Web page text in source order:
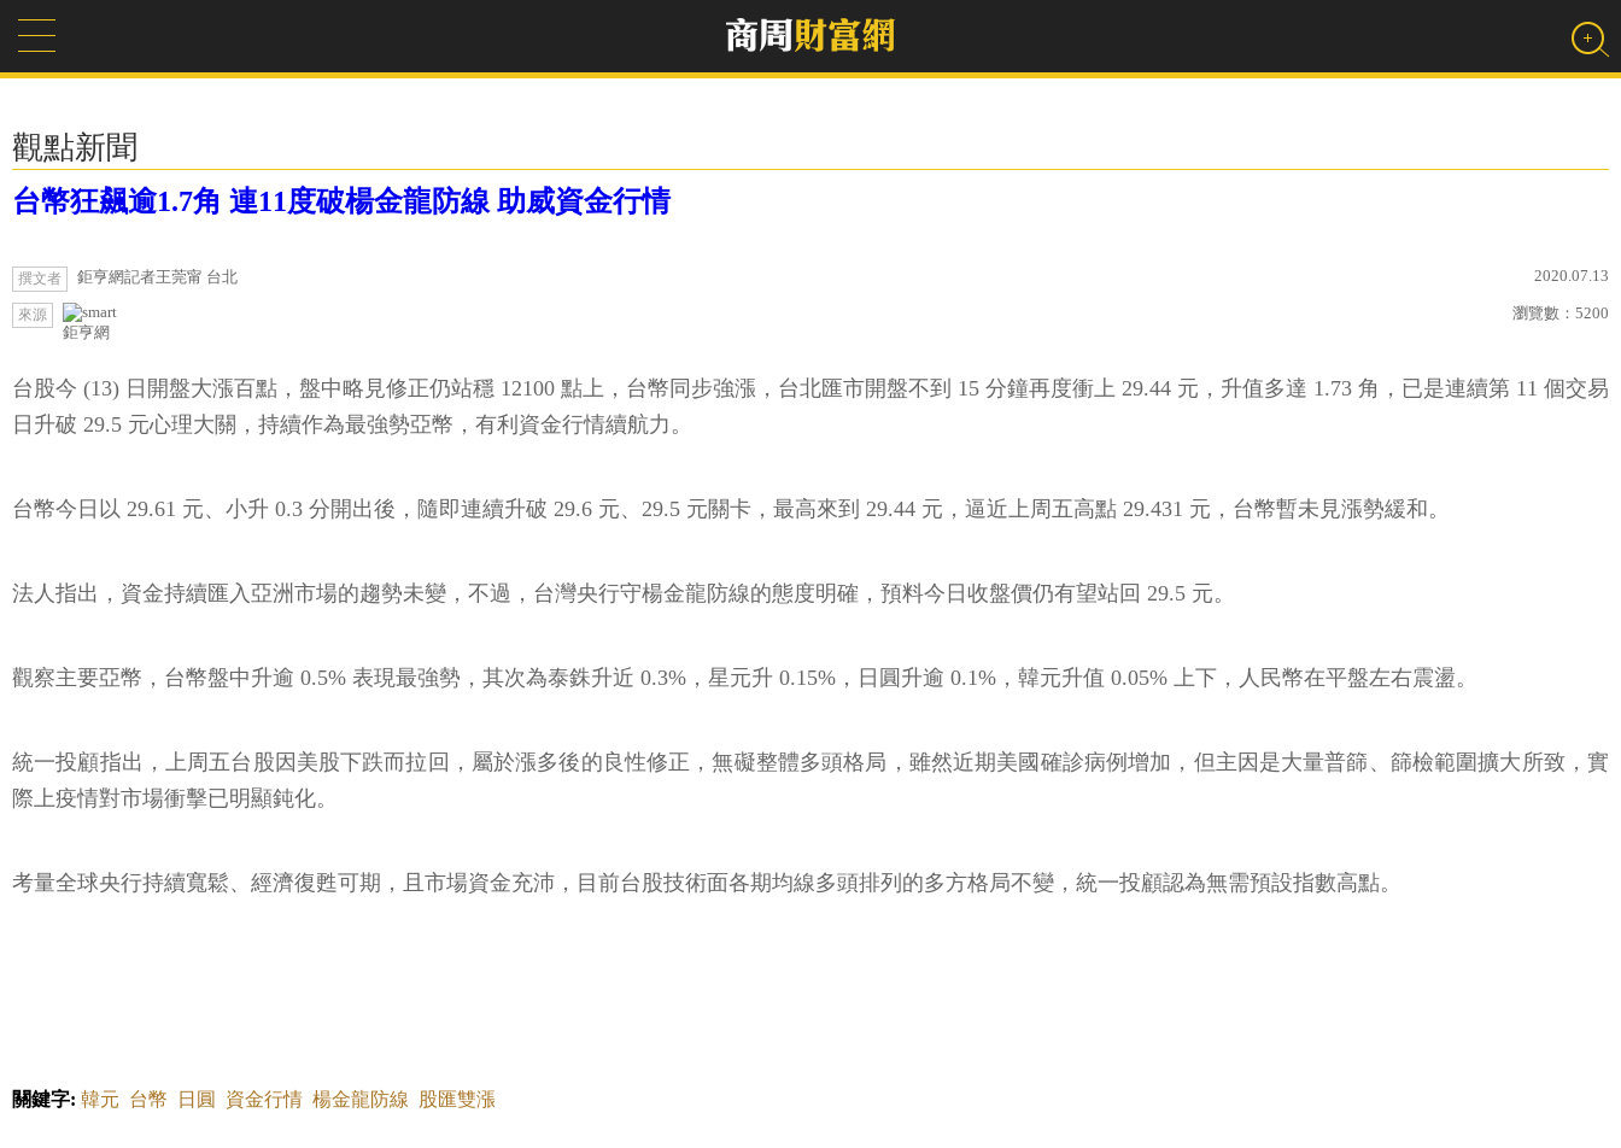
觀點新聞
台幣狂飆逾1.7角 連11度破楊金龍防線 助威資金行情
撰文者 鉅亨網記者王莞甯 台北 2020.07.13
來源
鉅亨網
瀏覽數： 5200
台股今 (13) 日開盤大漲百點，盤中略見修正仍站穩 12100 點上，台幣同步強漲，台北匯市開盤不到 15 分鐘再度衝上 29.44 元，升值多達 1.73 角，已是連續第 11 個交易
日升破 29.5 元心理大關，持續作為最強勢亞幣，有利資金行情續航力。
台幣今日以 29.61 元、小升 0.3 分開出後，隨即連續升破 29.6 元、29.5 元關卡，最高來到 29.44 元，逼近上周五高點 29.431 元，台幣暫未見漲勢緩和。
法人指出，資金持續匯入亞洲市場的趨勢未變，不過，台灣央行守楊金龍防線的態度明確，預料今日收盤價仍有望站回 29.5 元。
觀察主要亞幣，台幣盤中升逾 0.5% 表現最強勢，其次為泰銖升近 0.3%，星元升 0.15%，日圓升逾 0.1%，韓元升值 0.05% 上下，人民幣在平盤左右震盪。
統一投顧指出，上周五台股因美股下跌而拉回，屬於漲多後的良性修正，無礙整體多頭格局，雖然近期美國確診病例增加，但主因是大量普篩、篩檢範圍擴大所致，實
際上疫情對市場衝擊已明顯鈍化。
考量全球央行持續寬鬆、經濟復甦可期，且市場資金充沛，目前台股技術面各期均線多頭排列的多方格局不變，統一投顧認為無需預設指數高點。
關鍵字: 韓元 台幣 日圓 資金行情 楊金龍防線 股匯雙漲